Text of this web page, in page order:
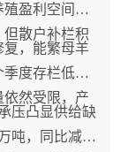
盈利空间修
散户补栏积
复，能繁母羊
度存栏低于3
然受限，产
压凸显供给缺
吨，同比减少